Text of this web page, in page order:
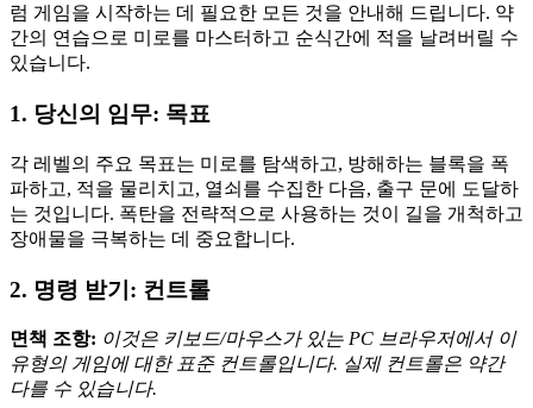
럼 게임을 시작하는 데 필요한 모든 것을 안내해 드립니다. 약
간의 연습으로 미로를 마스터하고 순식간에 적을 날려버릴 수
있습니다.
1. 당신의 임무: 목표
각 레벨의 주요 목표는 미로를 탐색하고, 방해하는 블록을 폭
파하고, 적을 물리치고, 열쇠를 수집한 다음, 출구 문에 도달하
는 것입니다. 폭탄을 전략적으로 사용하는 것이 길을 개척하고
장애물을 극복하는 데 중요합니다.
2. 명령 받기: 컨트롤
면책 조항: 이것은 키보드/마우스가 있는 PC 브라우저에서 이
유형의 게임에 대한 표준 컨트롤입니다. 실제 컨트롤은 약간
다를 수 있습니다.